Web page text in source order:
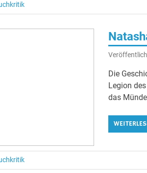
Die
Legion
das